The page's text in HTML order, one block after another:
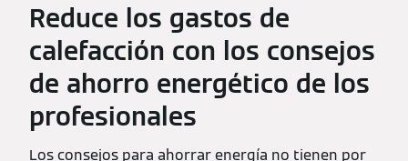
Reduce los gastos de
calefacción con los consejos
de ahorro energético de los
profesionales
Los consejos para ahorrar energía no tienen por